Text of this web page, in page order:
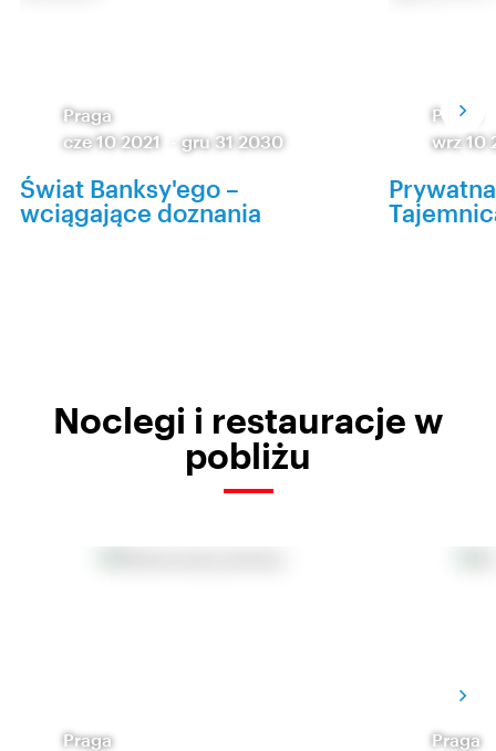
Praga
cze 10 2021
-gru 31 2030
Świat Banksy'ego –
wciągające doznania
Praga
wrz 10
Noclegi i restauracje w
pobliżu
Praga Praga